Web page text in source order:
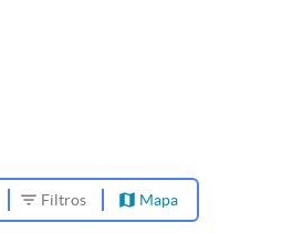
Filtros Mapa